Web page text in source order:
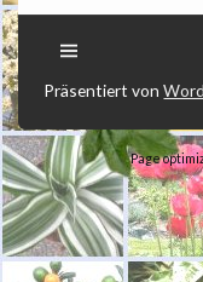
Präsentiert von
Page